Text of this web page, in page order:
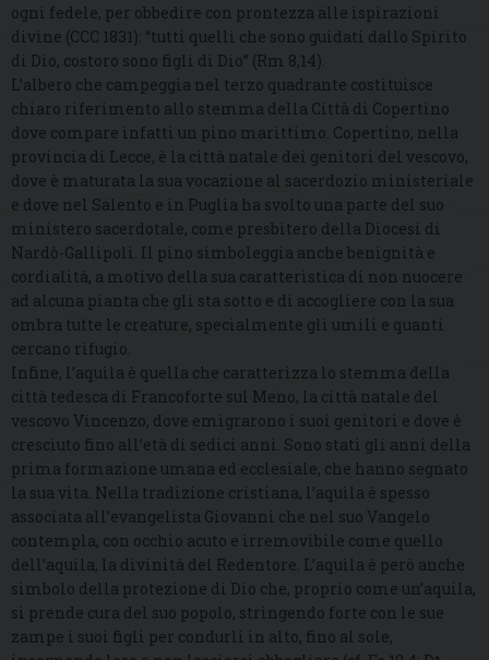
ogni fedele, per obbedire con prontezza alle ispirazioni
divine (CCC 1831): “tutti quelli che sono guidati dallo Spirito
di Dio, costoro sono figli di Dio” (Rm 8,14).
L’albero che campeggia nel terzo quadrante costituisce
chiaro riferimento allo stemma della Città di Copertino
dove compare infatti un pino marittimo. Copertino, nella
provincia di Lecce, è la città natale dei genitori del vescovo,
dove è maturata la sua vocazione al sacerdozio ministeriale
e dove nel Salento e in Puglia ha svolto una parte del suo
ministero sacerdotale, come presbitero della Diocesi di
Nardò-Gallipoli. Il pino simboleggia anche benignità e
cordialità, a motivo della sua caratteristica di non nuocere
ad alcuna pianta che gli sta sotto e di accogliere con la sua
ombra tutte le creature, specialmente gli umili e quanti
cercano rifugio.
Infine, l’aquila è quella che caratterizza lo stemma della
città tedesca di Francoforte sul Meno, la città natale del
vescovo Vincenzo, dove emigrarono i suoi genitori e dove è
cresciuto fino all’età di sedici anni. Sono stati gli anni della
prima formazione umana ed ecclesiale, che hanno segnato
la sua vita. Nella tradizione cristiana, l’aquila è spesso
associata all’evangelista Giovanni che nel suo Vangelo
contempla, con occhio acuto e irremovibile come quello
dell’aquila, la divinità del Redentore. L’aquila è però anche
simbolo della protezione di Dio che, proprio come un’aquila,
si prende cura del suo popolo, stringendo forte con le sue
zampe i suoi figli per condurli in alto, fino al sole,